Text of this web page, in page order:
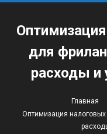
для
расходы и
Главная
Оптимизация